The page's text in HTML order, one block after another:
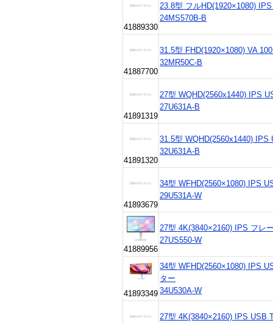
41889330
23.8型 フルHD(1920×1080)
24MS570B-B
41887700
31.5型 FHD(1920×1080) VA
32MR50C-B
41891319
27型 WQHD(2560x1440) IPS
27U631A-B
41891320
31.5型 WQHD(2560x1440) IPS
32U631A-B
41893679
34型 WFHD(2560×1080) IPS
29U531A-W
41889956
27型 4K(3840×2160) IPS フレ
27US550-W
41893349
34型 WFHD(2560×1080) IPS
ター
34U530A-W
27型 4K(3840×2160) IPS USB